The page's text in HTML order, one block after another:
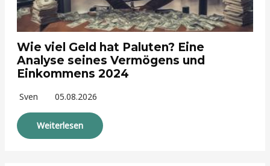
Wie viel Geld hat Paluten? Eine
Analyse seines Vermögens und
Einkommens 2024
Sven 05.08.2026
Weiterlesen